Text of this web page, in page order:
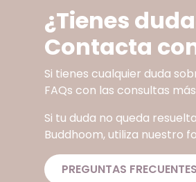
¿Tienes
Contacta
Si tienes cualquier duda
FAQs con las consultas
Si tu duda no queda
Buddhoom, utiliza nuestro
PREGUNTAS FRECUENTES